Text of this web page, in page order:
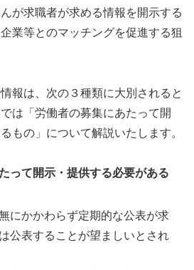
が求職者が求める情報を開示する
業等とのマッチングを促進する狙
報は、次の３種類に大別されると
は「労働者の募集にあたって開
もの」について解説いたします。
って開示・提供する必要がある
にかかわらず定期的な公表が求
公表することが望ましいとされ